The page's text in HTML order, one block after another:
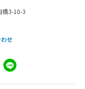
橋3-10-3
わせ